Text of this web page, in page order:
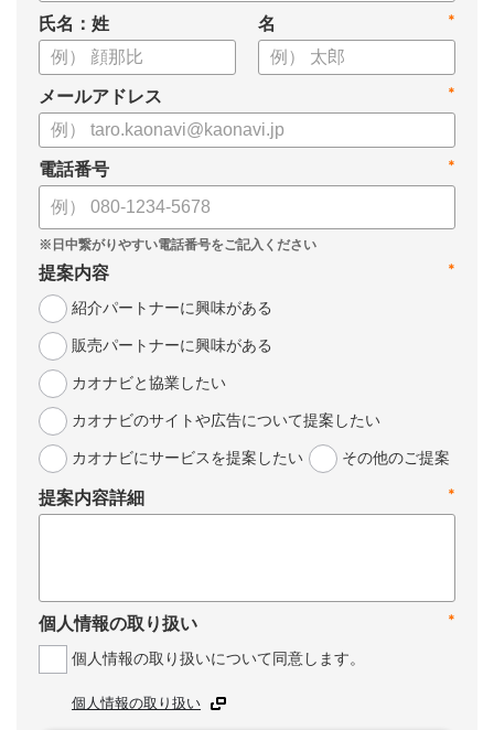
氏名：姓 *
名
*
メールアドレス
*
電話番号
*
提案内容
紹介パートナーに興味がある
販売パートナーに興味がある
カオナビと協業したい
カオナビのサイトや広告について提案したい
カオナビにサービスを提案したい
その他のご提案
*
提案内容詳細
*
個人情報の取り扱い
個人情報の取り扱いについて同意します。
個人情報の取り扱い